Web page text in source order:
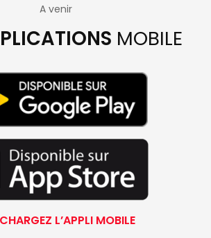
A venir
MOBILE
L’APPLI MOBILE